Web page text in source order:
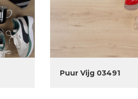
Puur Vijg 03491